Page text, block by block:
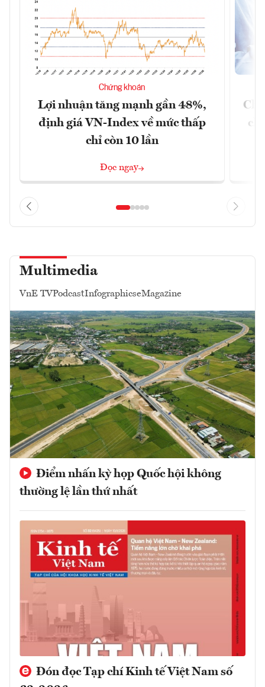
Chứng khoán
Lợi nhuận tăng mạnh gần 48%,
định giá VN-Index về mức thấp
chỉ còn 10 lần
Đọc ngay
Multimedia
VnE TVPodcastInfographicseMagazine
Điểm nhấn kỳ họp Quốc hội không
thường lệ lần thứ nhất
Đón đọc Tạp chí Kinh tế Việt Nam số